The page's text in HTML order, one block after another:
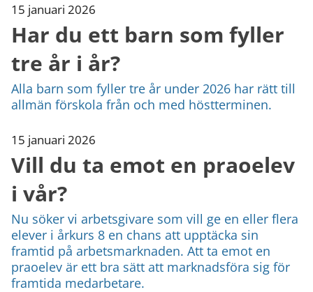
15 januari 2026
Har du ett barn som fyller
tre år i år?
Alla barn som fyller tre år under 2026 har rätt till
allmän förskola från och med höstterminen.
15 januari 2026
Vill du ta emot en praoelev
i vår?
Nu söker vi arbetsgivare som vill ge en eller flera
elever i årkurs 8 en chans att upptäcka sin
framtid på arbetsmarknaden. Att ta emot en
praoelev är ett bra sätt att marknadsföra sig för
framtida medarbetare.